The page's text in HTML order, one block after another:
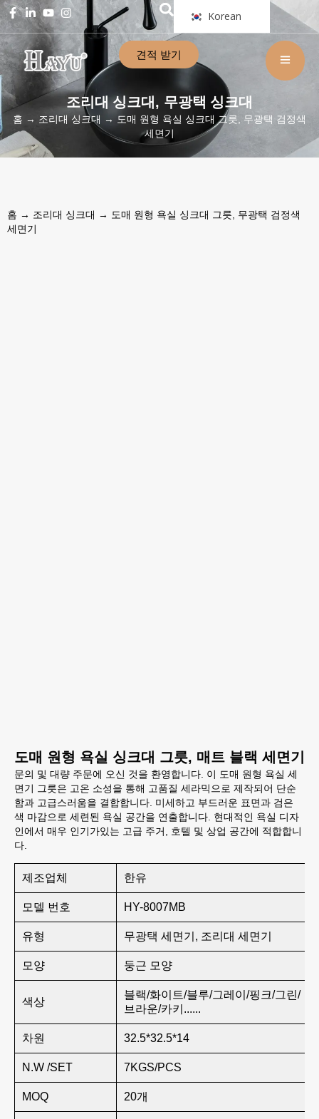
Korean
견적 받기
조리대 싱크대, 무광택 싱크대
홈 → 조리대 싱크대 → 도매 원형 욕실 싱크대 그릇, 무광택 검정색
세면기
홈 → 조리대 싱크대 → 도매 원형 욕실 싱크대 그릇, 무광택 검정색
세면기
도매 원형 욕실 싱크대 그릇, 매트 블랙 세면기
문의 및 대량 주문에 오신 것을 환영합니다. 이 도매 원형 욕실 세
면기 그릇은 고온 소성을 통해 고품질 세라믹으로 제작되어 단순
함과 고급스러움을 결합합니다. 미세하고 부드러운 표면과 검은
색 마감으로 세련된 욕실 공간을 연출합니다. 현대적인 욕실 디자
인에서 매우 인기가있는 고급 주거, 호텔 및 상업 공간에 적합합니
다.
제조업체 한유
모델 번호 HY-8007MB
유형 무광택 세면기, 조리대 세면기
모양 둥근 모양
색상
블랙/화이트/블루/그레이/핑크/그린/
브라운/카키......
차원 32.5*32.5*14
N.W /SET 7KGS/PCS
MOQ 20개